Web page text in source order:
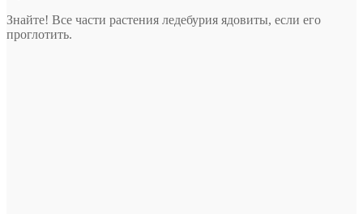
Знайте! Все части растения ледебурия ядовиты, если его
проглотить.